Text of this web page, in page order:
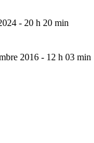
- 20 h 20 min
2016 - 12 h 03 min